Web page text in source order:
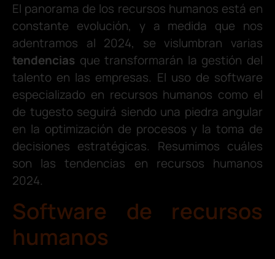
El panorama de los recursos humanos está en
constante evolución, y a medida que nos
adentramos al 2024, se vislumbran varias
tendencias que transformarán la gestión del
talento en las empresas. El uso de software
especializado en recursos humanos como el
de tugesto seguirá siendo una piedra angular
en la optimización de procesos y la toma de
decisiones estratégicas. Resumimos cuáles
son las tendencias en recursos humanos
2024.
Software de recursos
humanos